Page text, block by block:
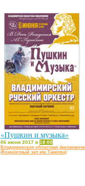
«Пушкин и музыка»
06 июня 2017 в 18:00
Владимирская областная
(Концертный зал им.Танеева)